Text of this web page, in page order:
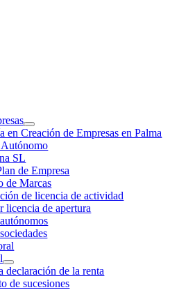
en Creación de Empresas en Palma
SL
de Empresa
de Marcas
de licencia de actividad
licencia de apertura
declaración de la renta
de sucesiones